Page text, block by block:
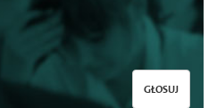
GŁOSUJ